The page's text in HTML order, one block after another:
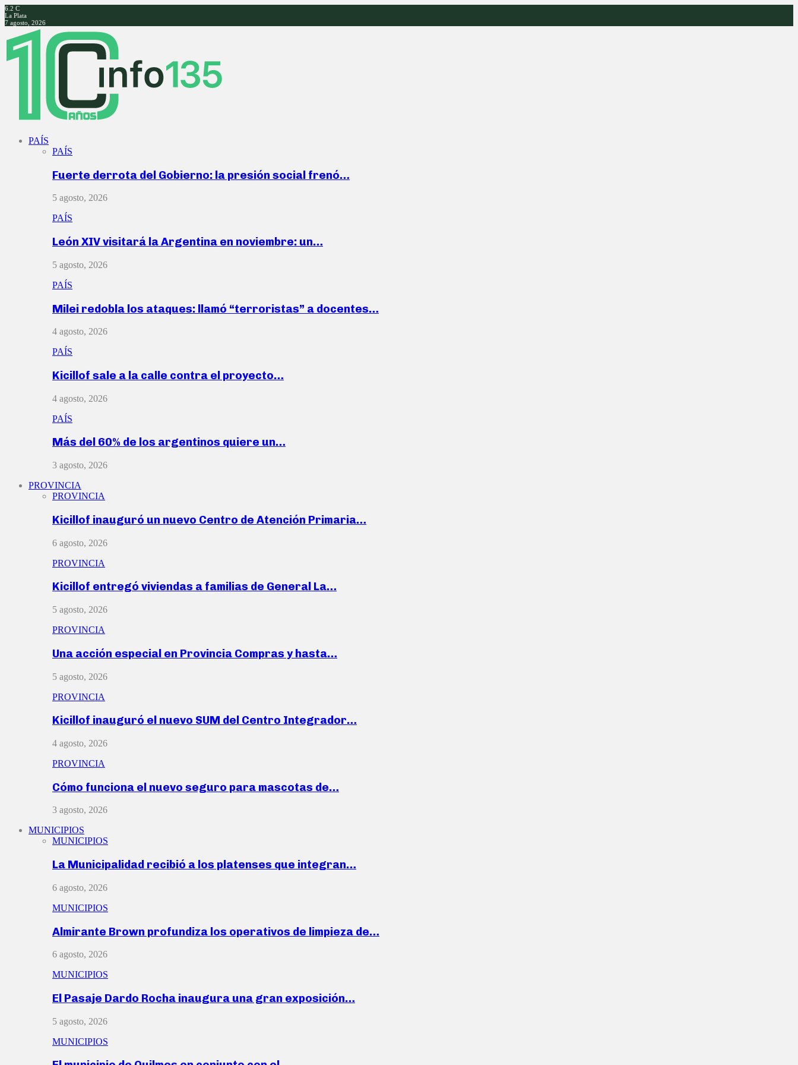
6.2 C
La Plata
7 agosto, 2026
Facebook
Twitter
Instagram
Youtube
PAÍS
PAÍS
Fuerte derrota del Gobierno: la presión social frenó…
5 agosto, 2026
PAÍS
León XIV visitará la Argentina en noviembre: un…
5 agosto, 2026
PAÍS
Milei redobla los ataques: llamó “terroristas” a docentes…
4 agosto, 2026
PAÍS
Kicillof sale a la calle contra el proyecto…
4 agosto, 2026
PAÍS
Más del 60% de los argentinos quiere un…
3 agosto, 2026
PROVINCIA
PROVINCIA
Kicillof inauguró un nuevo Centro de Atención Primaria…
6 agosto, 2026
PROVINCIA
Kicillof entregó viviendas a familias de General La…
5 agosto, 2026
PROVINCIA
Una acción especial en Provincia Compras y hasta…
5 agosto, 2026
PROVINCIA
Kicillof inauguró el nuevo SUM del Centro Integrador…
4 agosto, 2026
PROVINCIA
Cómo funciona el nuevo seguro para mascotas de…
3 agosto, 2026
MUNICIPIOS
MUNICIPIOS
La Municipalidad recibió a los platenses que integran…
6 agosto, 2026
MUNICIPIOS
Almirante Brown profundiza los operativos de limpieza de…
6 agosto, 2026
MUNICIPIOS
El Pasaje Dardo Rocha inaugura una gran exposición…
5 agosto, 2026
MUNICIPIOS